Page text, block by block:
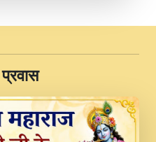
Maharaj.mp3
BULAVE by Rasik
At VEER JI